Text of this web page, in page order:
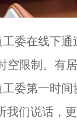
在线下通
空限制。有
委第一时
们说话，